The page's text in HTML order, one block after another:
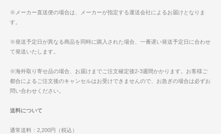
※メーカー直送便の場合は、メーカーが指定する運送会社によるお届けとなりま
す。
※発送予定日が異なる商品を同時に購入された場合、一番遅い発送予定日に合わせ
て発送いたします。
※海外取り寄せ品の場合、お届けまでご注文確定後2-3週間かかります。お客様ご
都合によるご注文後のキャンセルはお受けできませんので、お急ぎの場合は必ずお
問い合わせください。
送料について
通常送料：2,200円（税込）